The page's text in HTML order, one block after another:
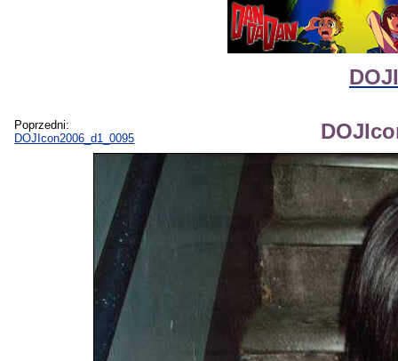
Poprzedni:
DOJIcon2006_d1_0095